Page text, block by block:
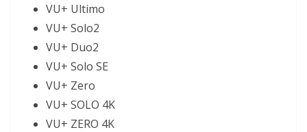
VU+ Ultimo
VU+ Solo2
VU+ Duo2
VU+ Solo SE
VU+ Zero
VU+ SOLO 4K
VU+ ZERO 4K